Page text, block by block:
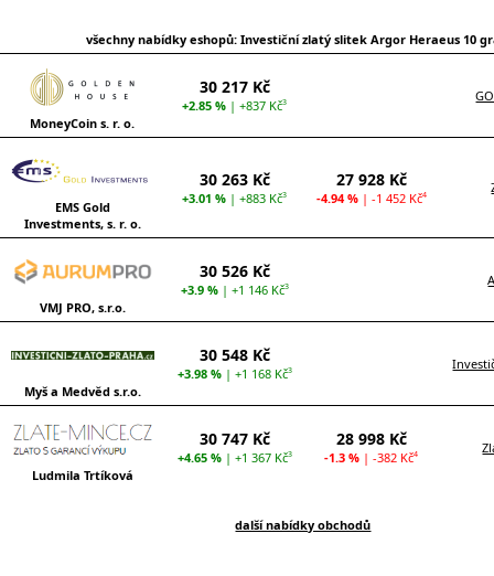
další nabídky obchodů
všechny nabídky eshopů: Investiční zlatý slitek Argor Heraeus 10
MoneyCoin s. r. o.
30 217 Kč
+2.85 % | +837 Kč3
EMS Gold
Investments, s. r. o.
30 263 Kč
+3.01 % | +883 Kč3
27 928 Kč
-4.94 % | -1 452 Kč4
VMJ PRO, s.r.o.
30 526 Kč
+3.9 % | +1 146 Kč3
Myš a Medvěd s.r.o.
30 548 Kč
+3.98 % | +1 168 Kč3
Ludmila Trtíková
30 747 Kč
+4.65 % | +1 367 Kč3
28 998 Kč
-1.3 % | -382 Kč4